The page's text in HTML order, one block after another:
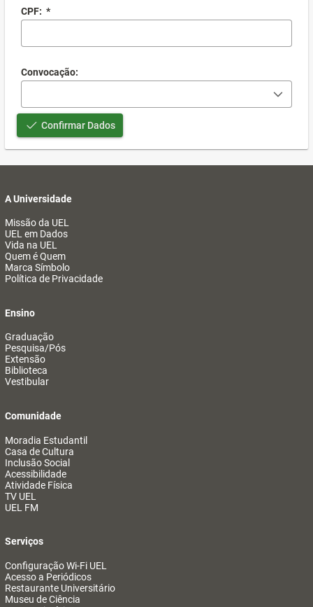
CPF: *
Convocação:
Confirmar Dados
A Universidade
Missão da UEL
UEL em Dados
Vida na UEL
Quem é Quem
Marca Símbolo
Política de Privacidade
Ensino
Graduação
Pesquisa/Pós
Extensão
Biblioteca
Vestibular
Comunidade
Moradia Estudantil
Casa de Cultura
Inclusão Social
Acessibilidade
Atividade Física
TV UEL
UEL FM
Serviços
Configuração Wi-Fi UEL
Acesso a Periódicos
Restaurante Universitário
Museu de Ciência